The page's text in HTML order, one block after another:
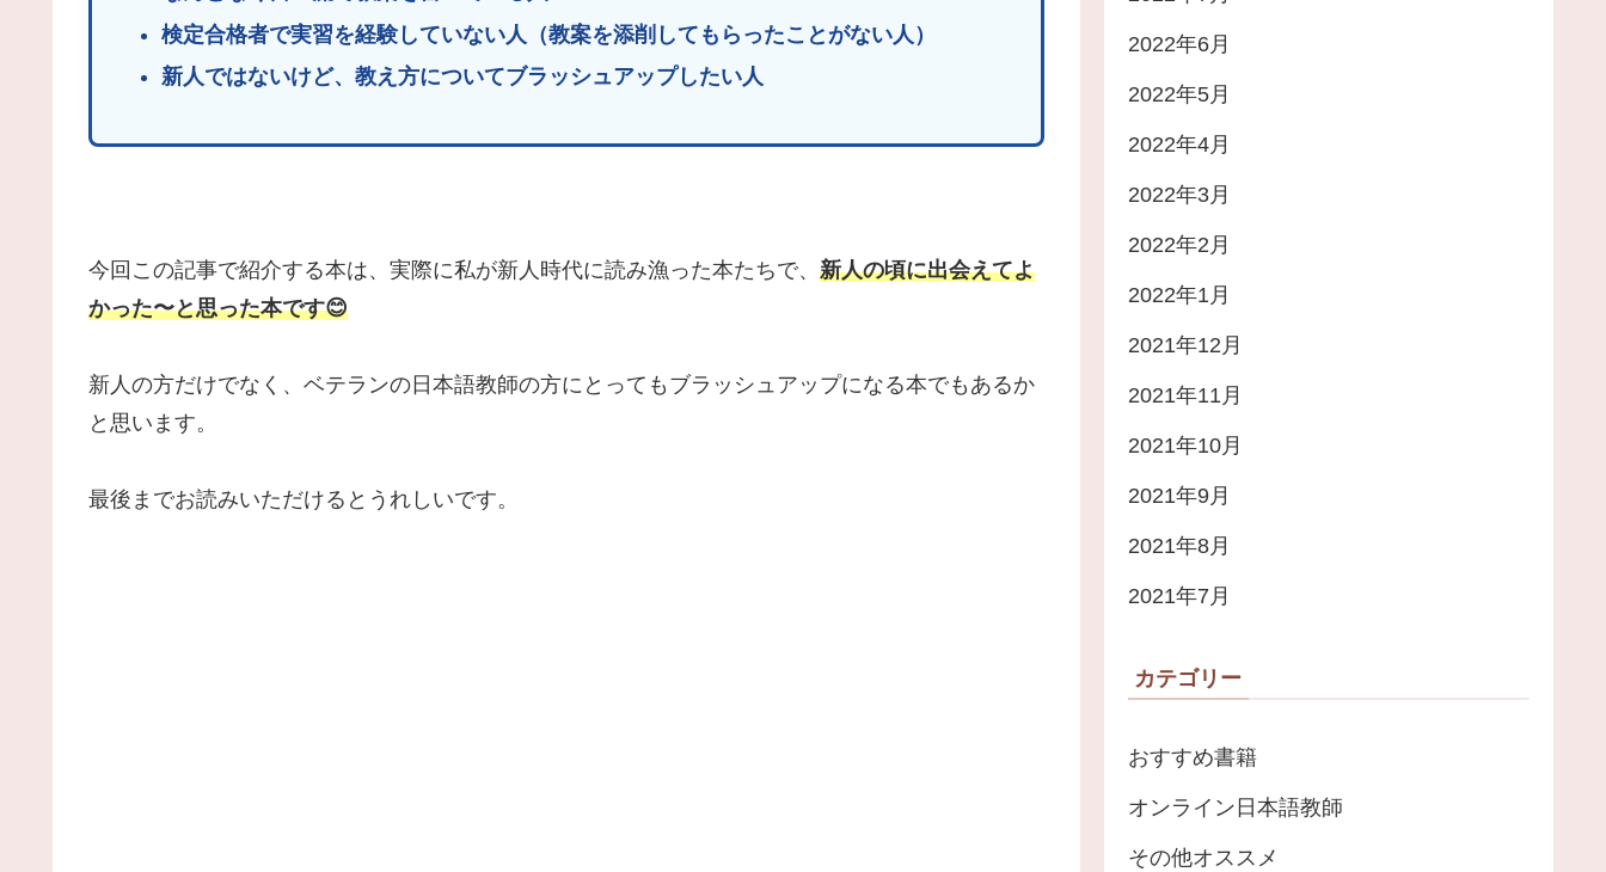
検定合格者で実習を経験していない人（教案を添削してもらったことがない人）
新人ではないけど、教え方についてブラッシュアップしたい人
今回この記事で紹介する本は、実際に私が新人時代に読み漁った本たちで、 新人の頃に出会えてよ
かった〜と思った本です😊
新人の方だけでなく、ベテランの日本語教師の方にとってもブラッシュアップになる本でもあるか
と思います。
最後までお読みいただけるとうれしいです。
2022年6月
2022年5月
2022年4月
2022年3月
2022年2月
2022年1月
2021年12月
2021年11月
2021年10月
2021年9月
2021年8月
2021年7月
カテゴリー
おすすめ書籍
オンライン日本語教師
その他オススメ